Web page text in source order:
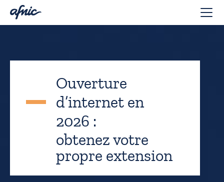
Ouverture
d’internet en
2026 :
obtenez votre
propre extension
Panneau de gestion des cookies